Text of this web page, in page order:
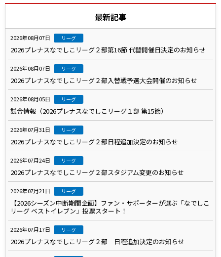
最新記事
2026年08月07日 リーグ
2026プレナスなでしこリーグ２部第16節 代替開催日決定のお知らせ
2026年08月07日 リーグ
2026プレナスなでしこリーグ２部入替戦予選大会開催のお知らせ
2026年08月05日 リーグ
試合情報（2026プレナスなでしこリーグ１部 第15節）
2026年07月31日 リーグ
2026プレナスなでしこリーグ２部日程追加決定のお知らせ
2026年07月24日 リーグ
2026プレナスなでしこリーグ２部スタジアム変更のお知らせ
2026年07月21日 リーグ
【2026シーズン中断期間企画】ファン・サポーターが選ぶ「なでしこ
リーグ ベストイレブン」投票スタート！
2026年07月17日 リーグ
2026プレナスなでしこリーグ２部 日程追加決定のお知らせ